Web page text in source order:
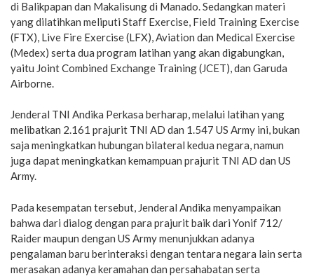
di Balikpapan dan Makalisung di Manado. Sedangkan materi
yang dilatihkan meliputi Staff Exercise, Field Training Exercise
(FTX), Live Fire Exercise (LFX), Aviation dan Medical Exercise
(Medex) serta dua program latihan yang akan digabungkan,
yaitu Joint Combined Exchange Training (JCET), dan Garuda
Airborne.
Jenderal TNI Andika Perkasa berharap, melalui latihan yang
melibatkan 2.161 prajurit TNI AD dan 1.547 US Army ini, bukan
saja meningkatkan hubungan bilateral kedua negara, namun
juga dapat meningkatkan kemampuan prajurit TNI AD dan US
Army.
Pada kesempatan tersebut, Jenderal Andika menyampaikan
bahwa dari dialog dengan para prajurit baik dari Yonif 712/
Raider maupun dengan US Army menunjukkan adanya
pengalaman baru berinteraksi dengan tentara negara lain serta
merasakan adanya keramahan dan persahabatan serta